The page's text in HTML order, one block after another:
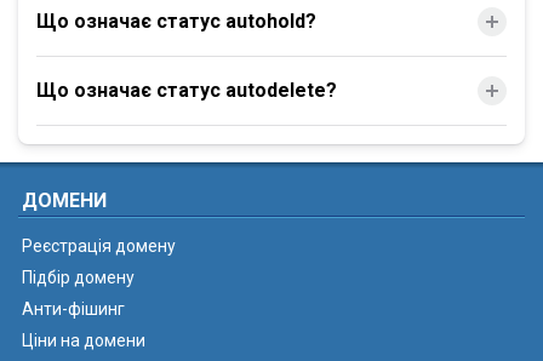
Що означає статус autohold?
Що означає статус autodelete?
ДОМЕНИ
Реєстрація домену
Підбір домену
Анти-фішинг
Ціни на домени